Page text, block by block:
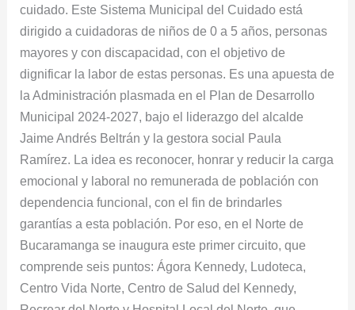
cuidado. Este Sistema Municipal del Cuidado está
dirigido a cuidadoras de niños de 0 a 5 años, personas
mayores y con discapacidad, con el objetivo de
dignificar la labor de estas personas. Es una apuesta de
la Administración plasmada en el Plan de Desarrollo
Municipal 2024-2027, bajo el liderazgo del alcalde
Jaime Andrés Beltrán y la gestora social Paula
Ramírez. La idea es reconocer, honrar y reducir la carga
emocional y laboral no remunerada de población con
dependencia funcional, con el fin de brindarles
garantías a esta población. Por eso, en el Norte de
Bucaramanga se inaugura este primer circuito, que
comprende seis puntos: Ágora Kennedy, Ludoteca,
Centro Vida Norte, Centro de Salud del Kennedy,